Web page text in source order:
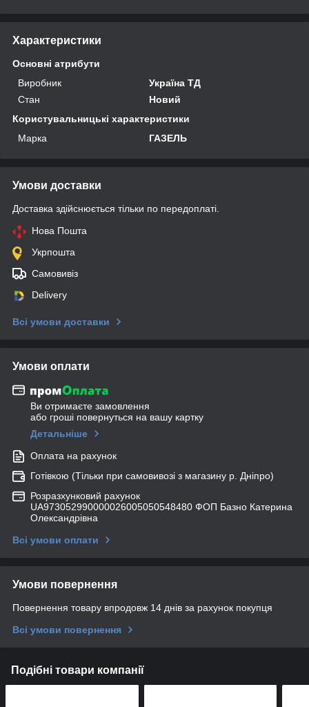
Характеристики
Основні атрибути
Виробник
Україна ТД
Стан
Новий
Користувальницькі характеристики
Марка
ГАЗЕЛЬ
Умови доставки
Доставка здійснюється тільки по передоплаті.
Нова Пошта
Укрпошта
Самовивіз
Delivery
Всі умови доставки
Умови оплати
Ви отримаєте замовлення
або гроші повернуться на вашу картку
Детальніше
Оплата на рахунок
Готівкою (Тільки при самовивозі з магазину р. Дніпро)
Розразхунковий рахунок
UA973052990000026005050548480 ФОП Базно Катерина
Олександрівна
Всі умови оплати
Умови повернення
Повернення товару впродовж 14 днів за рахунок покупця
Всі умови повернення
Подібні товари компанії